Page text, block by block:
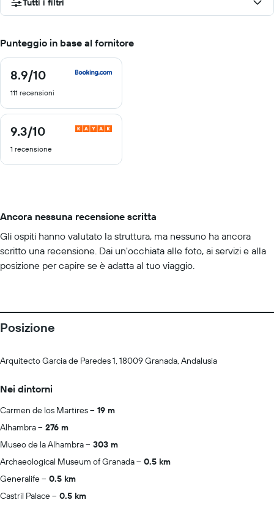
Tutti i filtri
Punteggio in base al fornitore
8.9/10
8.9
10
111 recensioni
9.3/10
9.3
10
1 recensione
Ancora nessuna recensione scritta
Gli ospiti hanno valutato la struttura, ma nessuno ha ancora
scritto una recensione. Dai un'occhiata alle foto, ai servizi e alla
posizione per capire se è adatta al tuo viaggio.
Posizione
Arquitecto Garcia de Paredes 1, 18009 Granada, Andalusia
Nei dintorni
Carmen de los Martires
19 m
Alhambra
276 m
Museo de la Alhambra
303 m
Archaeological Museum of Granada
0.5 km
Generalife
0.5 km
Castril Palace
0.5 km